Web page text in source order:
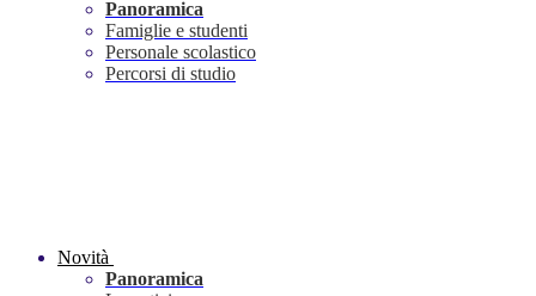
Panoramica
Famiglie e studenti
Personale scolastico
Percorsi di studio
Novità
Panoramica